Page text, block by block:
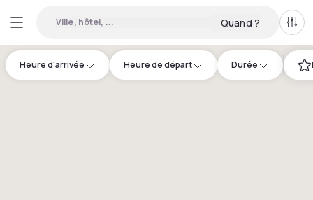
Ville, hôtel, ... Quand ?
Heure d'arrivée Heure de départ Durée